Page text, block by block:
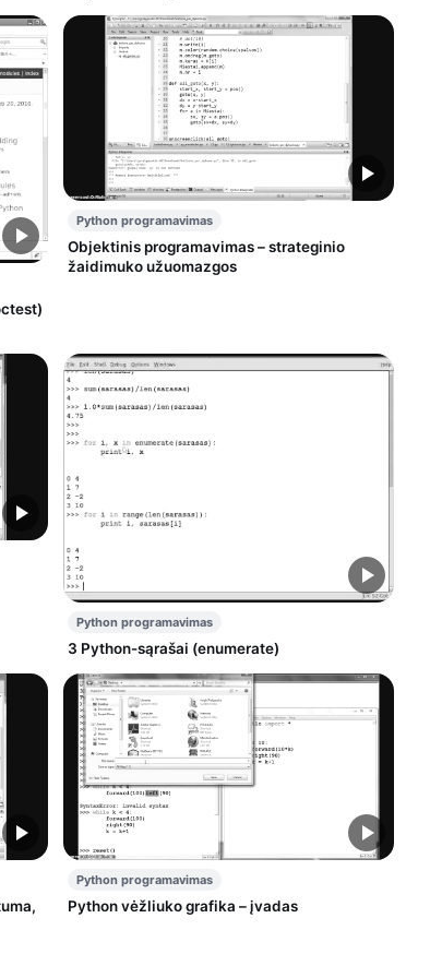
Python programavimas
Objektinis programavimas – strateginio
žaidimuko užuomazgos
Python programavimas
3 Python-sąrašai (enumerate)
Python programavimas
Python vėžliuko grafika – įvadas